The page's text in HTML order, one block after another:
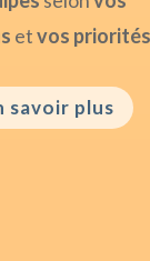
etvos
savoir plus